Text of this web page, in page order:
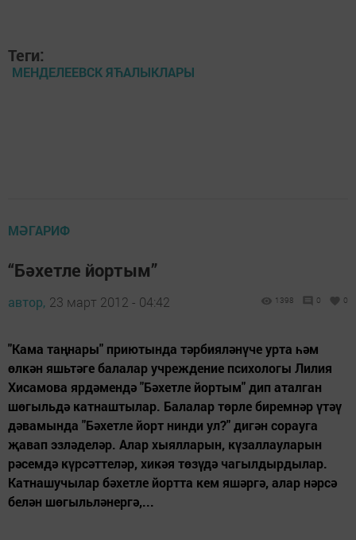
Теги:
МЕНДЕЛЕЕВСК ЯЋАЛЫКЛАРЫ
МӘГАРИФ
“Бәхетле йортым”
автор, 23 март 2012 - 04:42 1398 0 0
"Кама таңнары" приютында тәрбияләнүче урта һәм
өлкән яшьтәге балалар учреждение психологы Лилия
Хисамова ярдәмендә "Бәхетле йортым" дип аталган
шөгыльдә катнаштылар. Балалар төрле биремнәр үтәү
дәвамында "Бәхетле йорт нинди ул?" дигән сорауга
җавап эзләделәр. Алар хыялларын, күзаллауларын
рәсемдә күрсәттеләр, хикәя төзүдә чагылдырдылар.
Катнашучылар бәхетле йортта кем яшәргә, алар нәрсә
белән шөгыльләнергә,...